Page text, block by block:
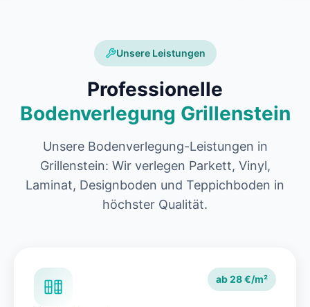
Unsere Leistungen
Professionelle
Bodenverlegung Grillenstein
Unsere Bodenverlegung-Leistungen in
Grillenstein: Wir verlegen Parkett, Vinyl,
Laminat, Designboden und Teppichboden in
höchster Qualität.
ab 28 €/m²